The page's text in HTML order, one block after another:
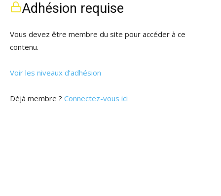
Adhésion requise
Vous devez être membre du site pour accéder à ce
contenu.
Voir les niveaux d’adhésion
Déjà membre ? Connectez-vous ici